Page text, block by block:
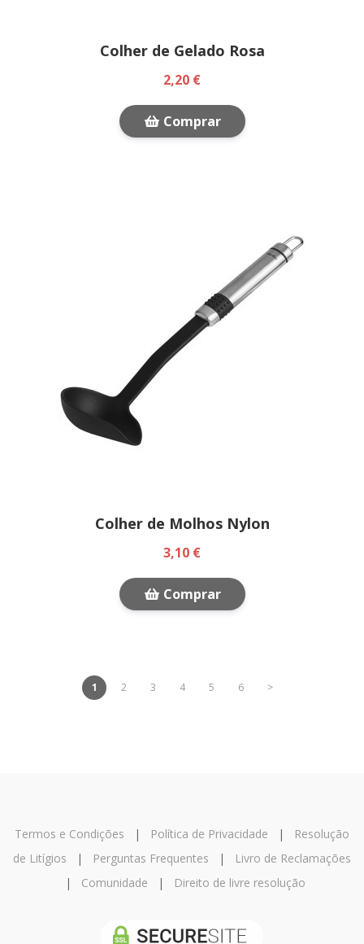
Colher de Gelado Rosa
2,20 €
Comprar
Colher de Molhos Nylon
3,10 €
Comprar
1 2 3 4 5 6 >
Termos e Condições | Política de Privacidade |
Resolução
de Litígios | Perguntas Frequentes |
Livro de Reclamações
| Comunidade | Direito de livre resolução